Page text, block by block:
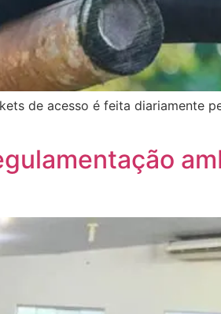
de acesso é feita diariamente